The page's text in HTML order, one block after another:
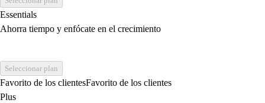
Essentials
Ahorra tiempo y enfócate en el crecimiento
Seleccionar plan
Favorito de los clientesFavorito de los clientes
Plus